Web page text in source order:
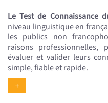
Le Test de Connaissance
niveau linguistique en
les publics non
raisons professionnelles,
évaluer et valider leurs
simple, fiable et rapide.
+